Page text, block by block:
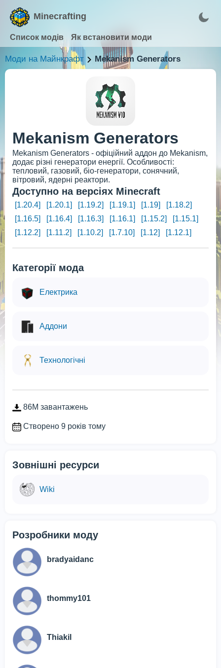
Minecrafting
Список модів Як встановити моди
Моди на Майнкрафт Mekanism Generators
Mekanism Generators
Mekanism Generators - офіційний аддон до Mekanism,
додає різні генератори енергії. Особливості:
тепловий, газовий, біо-генератори, сонячний,
вітровий, ядерні реактори.
Доступно на версіях Minecraft
[1.20.4] [1.20.1] [1.19.2] [1.19.1] [1.19]
[1.18.2]
[1.16.5]
[1.16.4] [1.16.3] [1.16.1] [1.15.2]
[1.15.1]
[1.12.2]
[1.11.2] [1.10.2] [1.7.10] [1.12] [1.12.1]
Категорії мода
Електрика
Аддони
Технологічні
86M завантажень
Створено 9 років тому
Зовнішні ресурси
Wiki
Розробники моду
bradyaidanc
thommy101
Thiakil